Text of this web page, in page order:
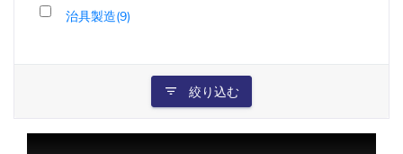
治具製造(9)
絞り込む